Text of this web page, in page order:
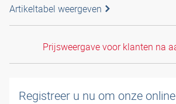
Artikeltabel weergeven
Prijsweergave voor klanten na
Registreer u nu om onze